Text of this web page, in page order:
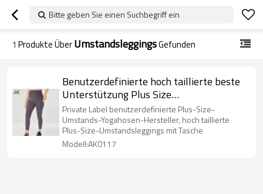
Bitte geben Sie einen Suchbegriff ein
1 Produkte ÜberUmstandsleggingsGefunden
Benutzerdefinierte hoch taillierte beste
Unterstützung Plus Size
Umstandsleggings mit Taschen-Aktik
Private Label benutzerdefinierte Plus-Size-
Umstands-Yogahosen-Hersteller, hoch taillierte
Plus-Size-Umstandsleggings mit Tasche
Modell:AK0117